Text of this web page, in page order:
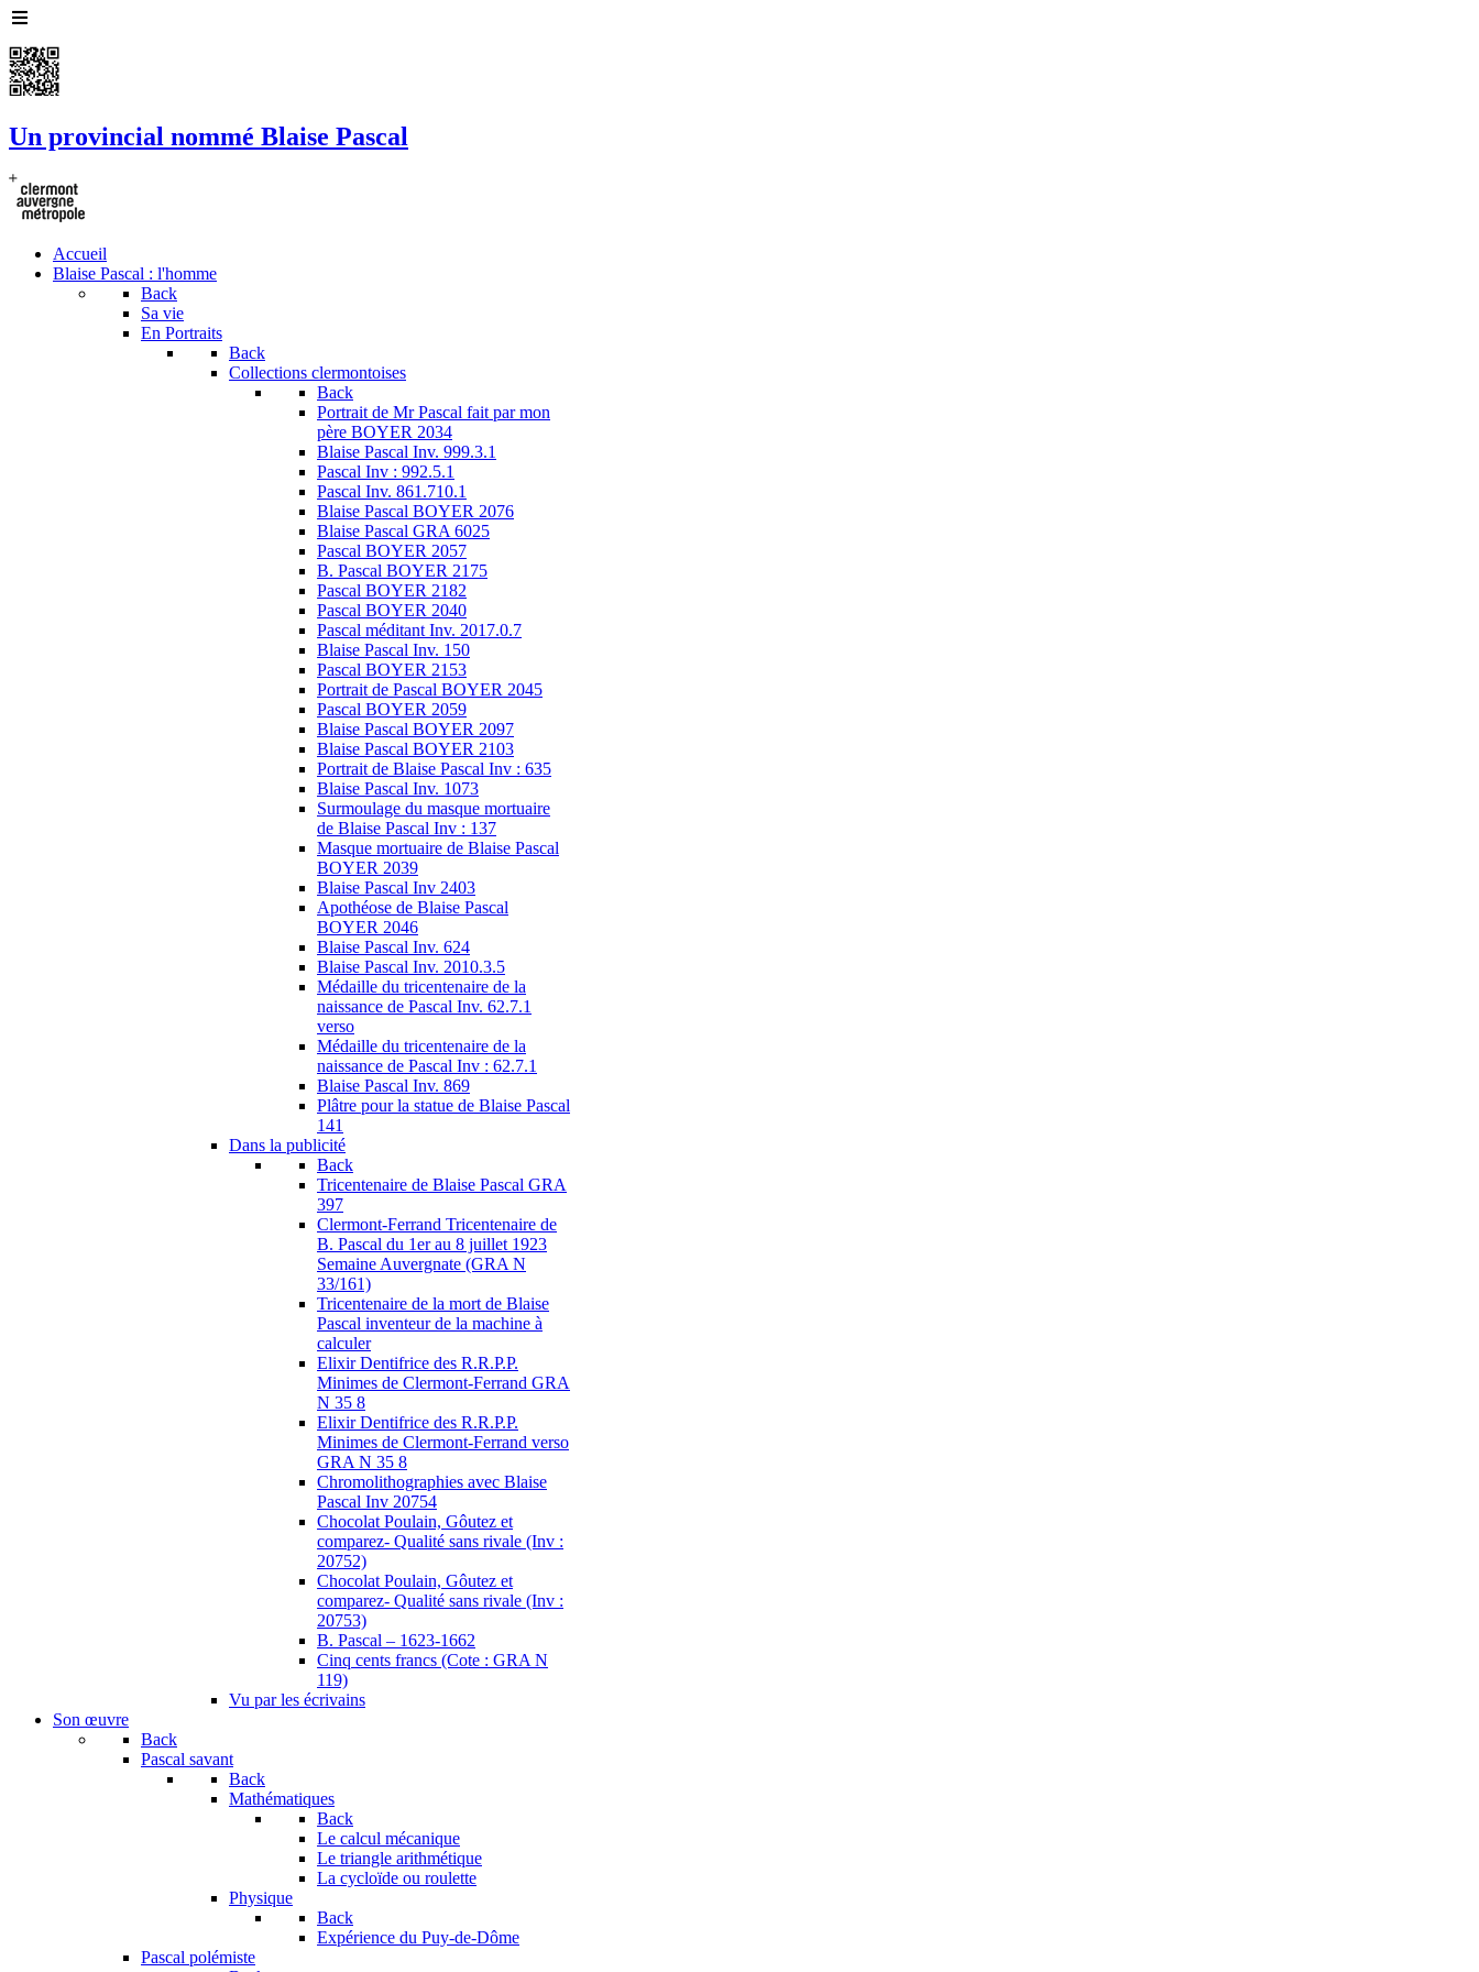
Un provincial nommé Blaise Pascal
Accueil
Blaise Pascal : l'homme
Back
Sa vie
En Portraits
Back
Collections clermontoises
Back
Portrait de Mr Pascal fait par mon
père BOYER 2034
Blaise Pascal Inv. 999.3.1
Pascal Inv : 992.5.1
Pascal Inv. 861.710.1
Blaise Pascal BOYER 2076
Blaise Pascal GRA 6025
Pascal BOYER 2057
B. Pascal BOYER 2175
Pascal BOYER 2182
Pascal BOYER 2040
Pascal méditant Inv. 2017.0.7
Blaise Pascal Inv. 150
Pascal BOYER 2153
Portrait de Pascal BOYER 2045
Pascal BOYER 2059
Blaise Pascal BOYER 2097
Blaise Pascal BOYER 2103
Portrait de Blaise Pascal Inv : 635
Blaise Pascal Inv. 1073
Surmoulage du masque mortuaire
de Blaise Pascal Inv : 137
Masque mortuaire de Blaise Pascal
BOYER 2039
Blaise Pascal Inv 2403
Apothéose de Blaise Pascal
BOYER 2046
Blaise Pascal Inv. 624
Blaise Pascal Inv. 2010.3.5
Médaille du tricentenaire de la
naissance de Pascal Inv. 62.7.1
verso
Médaille du tricentenaire de la
naissance de Pascal Inv : 62.7.1
Blaise Pascal Inv. 869
Plâtre pour la statue de Blaise Pascal
141
Dans la publicité
Back
Tricentenaire de Blaise Pascal GRA
397
Clermont-Ferrand Tricentenaire de
B. Pascal du 1er au 8 juillet 1923
Semaine Auvergnate (GRA N
33/161)
Tricentenaire de la mort de Blaise
Pascal inventeur de la machine à
calculer
Elixir Dentifrice des R.R.P.P.
Minimes de Clermont-Ferrand GRA
N 35 8
Elixir Dentifrice des R.R.P.P.
Minimes de Clermont-Ferrand verso
GRA N 35 8
Chromolithographies avec Blaise
Pascal Inv 20754
Chocolat Poulain, Gôutez et
comparez- Qualité sans rivale (Inv :
20752)
Chocolat Poulain, Gôutez et
comparez- Qualité sans rivale (Inv :
20753)
B. Pascal – 1623-1662
Cinq cents francs (Cote : GRA N
119)
Vu par les écrivains
Son œuvre
Back
Pascal savant
Back
Mathématiques
Back
Le calcul mécanique
Le triangle arithmétique
La cycloïde ou roulette
Physique
Back
Expérience du Puy-de-Dôme
Pascal polémiste